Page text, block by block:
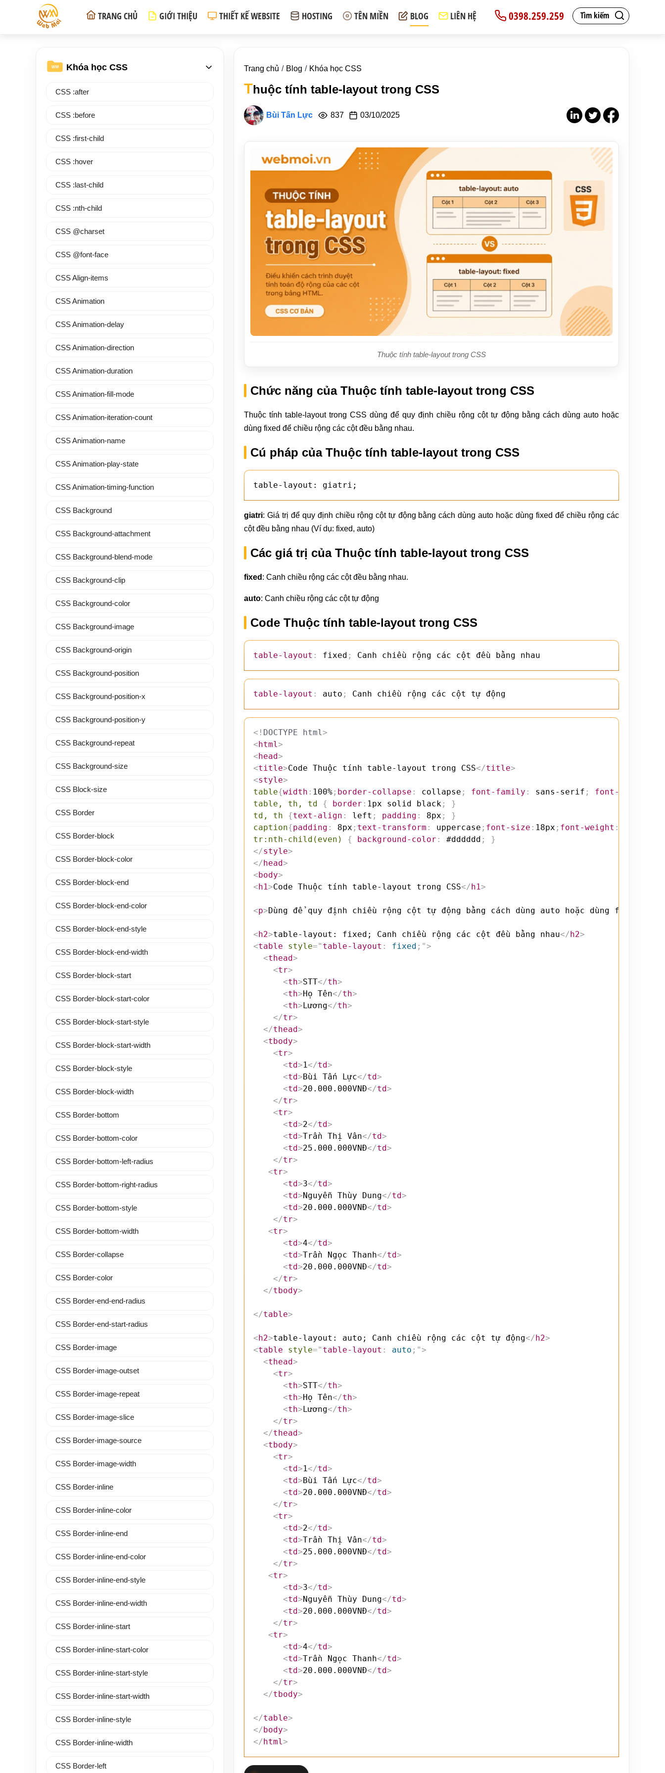
Tìm kiếm
0398.259.259
TRANG CHỦ GIỚI THIỆU THIẾT KẾ WEBSITE HOSTING TÊN MIỀN BLOG LIÊN HỆ
Trang chủ Blog Khóa học CSS
Thuộc tính table-layout trong CSS
Bùi Tấn Lực 837 03/10/2025
Thuộc tính table-layout trong CSS
Chức năng của Thuộc tính table-layout trong CSS
Thuộc tính table-layout trong CSS dùng để quy định chiều rộng cột tự động bằng cách dùng auto hoặc
dùng fixed để chiều rộng các cột đều bằng nhau.
Cú pháp của Thuộc tính table-layout trong CSS
table-layout: giatri;
giatri: Giá trị để quy định chiều rộng cột tự động bằng cách dùng auto hoặc dùng fixed để chiều rộng các
cột đều bằng nhau (Ví dụ: fixed, auto)
Các giá trị của Thuộc tính table-layout trong CSS
fixed : Canh chiều rộng các cột đều bằng nhau.
auto: Canh chiều rộng các cột tự động
Code Thuộc tính table-layout trong CSS
table-layout : fixed ; Canh chiều rộng các cột đều bằng nhau
table-layout : auto ; Canh chiều rộng các cột tự động
<! DOCTYPE html >
<html >
<head>
<title>Code Thuộc tính table-layout trong CSS</title>
<style>
table{width : 100% ; border-collapse : collapse ; font-family : sans-serif ; font-size
table, th, td
{ border : 1px solid black ;
}
td, th
{text-align : left ; padding : 8px ;
}
caption{padding : 8px ; text-transform : uppercase ; font-size : 18px ; font-weight :
tr:nth-child(even)
{ background-color : #dddddd ;
}
</style>
</head>
<body>
<h1>Code Thuộc tính table-layout trong CSS</h1>
<p>Dùng để quy định chiều rộng cột tự động bằng cách dùng auto hoặc dùng fixed để
<h2>table-layout: fixed; Canh chiều rộng các cột đều bằng nhau</h2>
<table style=" table-layout : fixed ; ">
<thead>
<tr>
<th>STT</th>
<th>Họ Tên</th>
<th>Lương</th>
</tr>
</thead>
<tbody>
<tr>
<td>1 </td>
<td>Bùi Tấn Lực</td>
<td>20.000.000VNĐ</td>
</tr>
<tr>
<td>2</td>
<td>Trần Thị Vân</td>
<td>25.000.000VNĐ</td>
</tr>
<tr>
<td>3</td>
<td>Nguyễn Thùy Dung</td>
<td>20.000.000VNĐ</td>
</tr>
<tr>
<td>4</td>
<td>Trần Ngọc Thanh</td>
<td>20.000.000VNĐ</td>
</tr>
</tbody>
</table>
<h2>table-layout: auto; Canh chiều rộng các cột tự động</h2>
<table style=" table-layout : auto ; ">
<thead>
<tr>
<th>STT</th>
<th>Họ Tên</th>
<th>Lương</th>
</tr>
</thead>
<tbody>
<tr>
<td>1 </td>
<td>Bùi Tấn Lực</td>
<td>20.000.000VNĐ</td>
</tr>
<tr>
<td>2</td>
<td>Trần Thị Vân</td>
<td>25.000.000VNĐ</td>
</tr>
<tr>
<td>3</td>
<td>Nguyễn Thùy Dung</td>
<td>20.000.000VNĐ</td>
</tr>
<tr>
<td>4</td>
<td>Trần Ngọc Thanh</td>
<td>20.000.000VNĐ</td>
</tr>
</tbody>
</table>
</body>
</html >
WM Khóa học CSS
CSS :after
CSS :before
CSS :first-child
CSS :hover
CSS :last-child
CSS :nth-child
CSS @charset
CSS @font-face
CSS Align-items
CSS Animation
CSS Animation-delay
CSS Animation-direction
CSS Animation-duration
CSS Animation-fill-mode
CSS Animation-iteration-count
CSS Animation-name
CSS Animation-play-state
CSS Animation-timing-function
CSS Background
CSS Background-attachment
CSS Background-blend-mode
CSS Background-clip
CSS Background-color
CSS Background-image
CSS Background-origin
CSS Background-position
CSS Background-position-x
CSS Background-position-y
CSS Background-repeat
CSS Background-size
CSS Block-size
CSS Border
CSS Border-block
CSS Border-block-color
CSS Border-block-end
CSS Border-block-end-color
CSS Border-block-end-style
CSS Border-block-end-width
CSS Border-block-start
CSS Border-block-start-color
CSS Border-block-start-style
CSS Border-block-start-width
CSS Border-block-style
CSS Border-block-width
CSS Border-bottom
CSS Border-bottom-color
CSS Border-bottom-left-radius
CSS Border-bottom-right-radius
CSS Border-bottom-style
CSS Border-bottom-width
CSS Border-collapse
CSS Border-color
CSS Border-end-end-radius
CSS Border-end-start-radius
CSS Border-image
CSS Border-image-outset
CSS Border-image-repeat
CSS Border-image-slice
CSS Border-image-source
CSS Border-image-width
CSS Border-inline
CSS Border-inline-color
CSS Border-inline-end
CSS Border-inline-end-color
CSS Border-inline-end-style
CSS Border-inline-end-width
CSS Border-inline-start
CSS Border-inline-start-color
CSS Border-inline-start-style
CSS Border-inline-start-width
CSS Border-inline-style
CSS Border-inline-width
CSS Border-left